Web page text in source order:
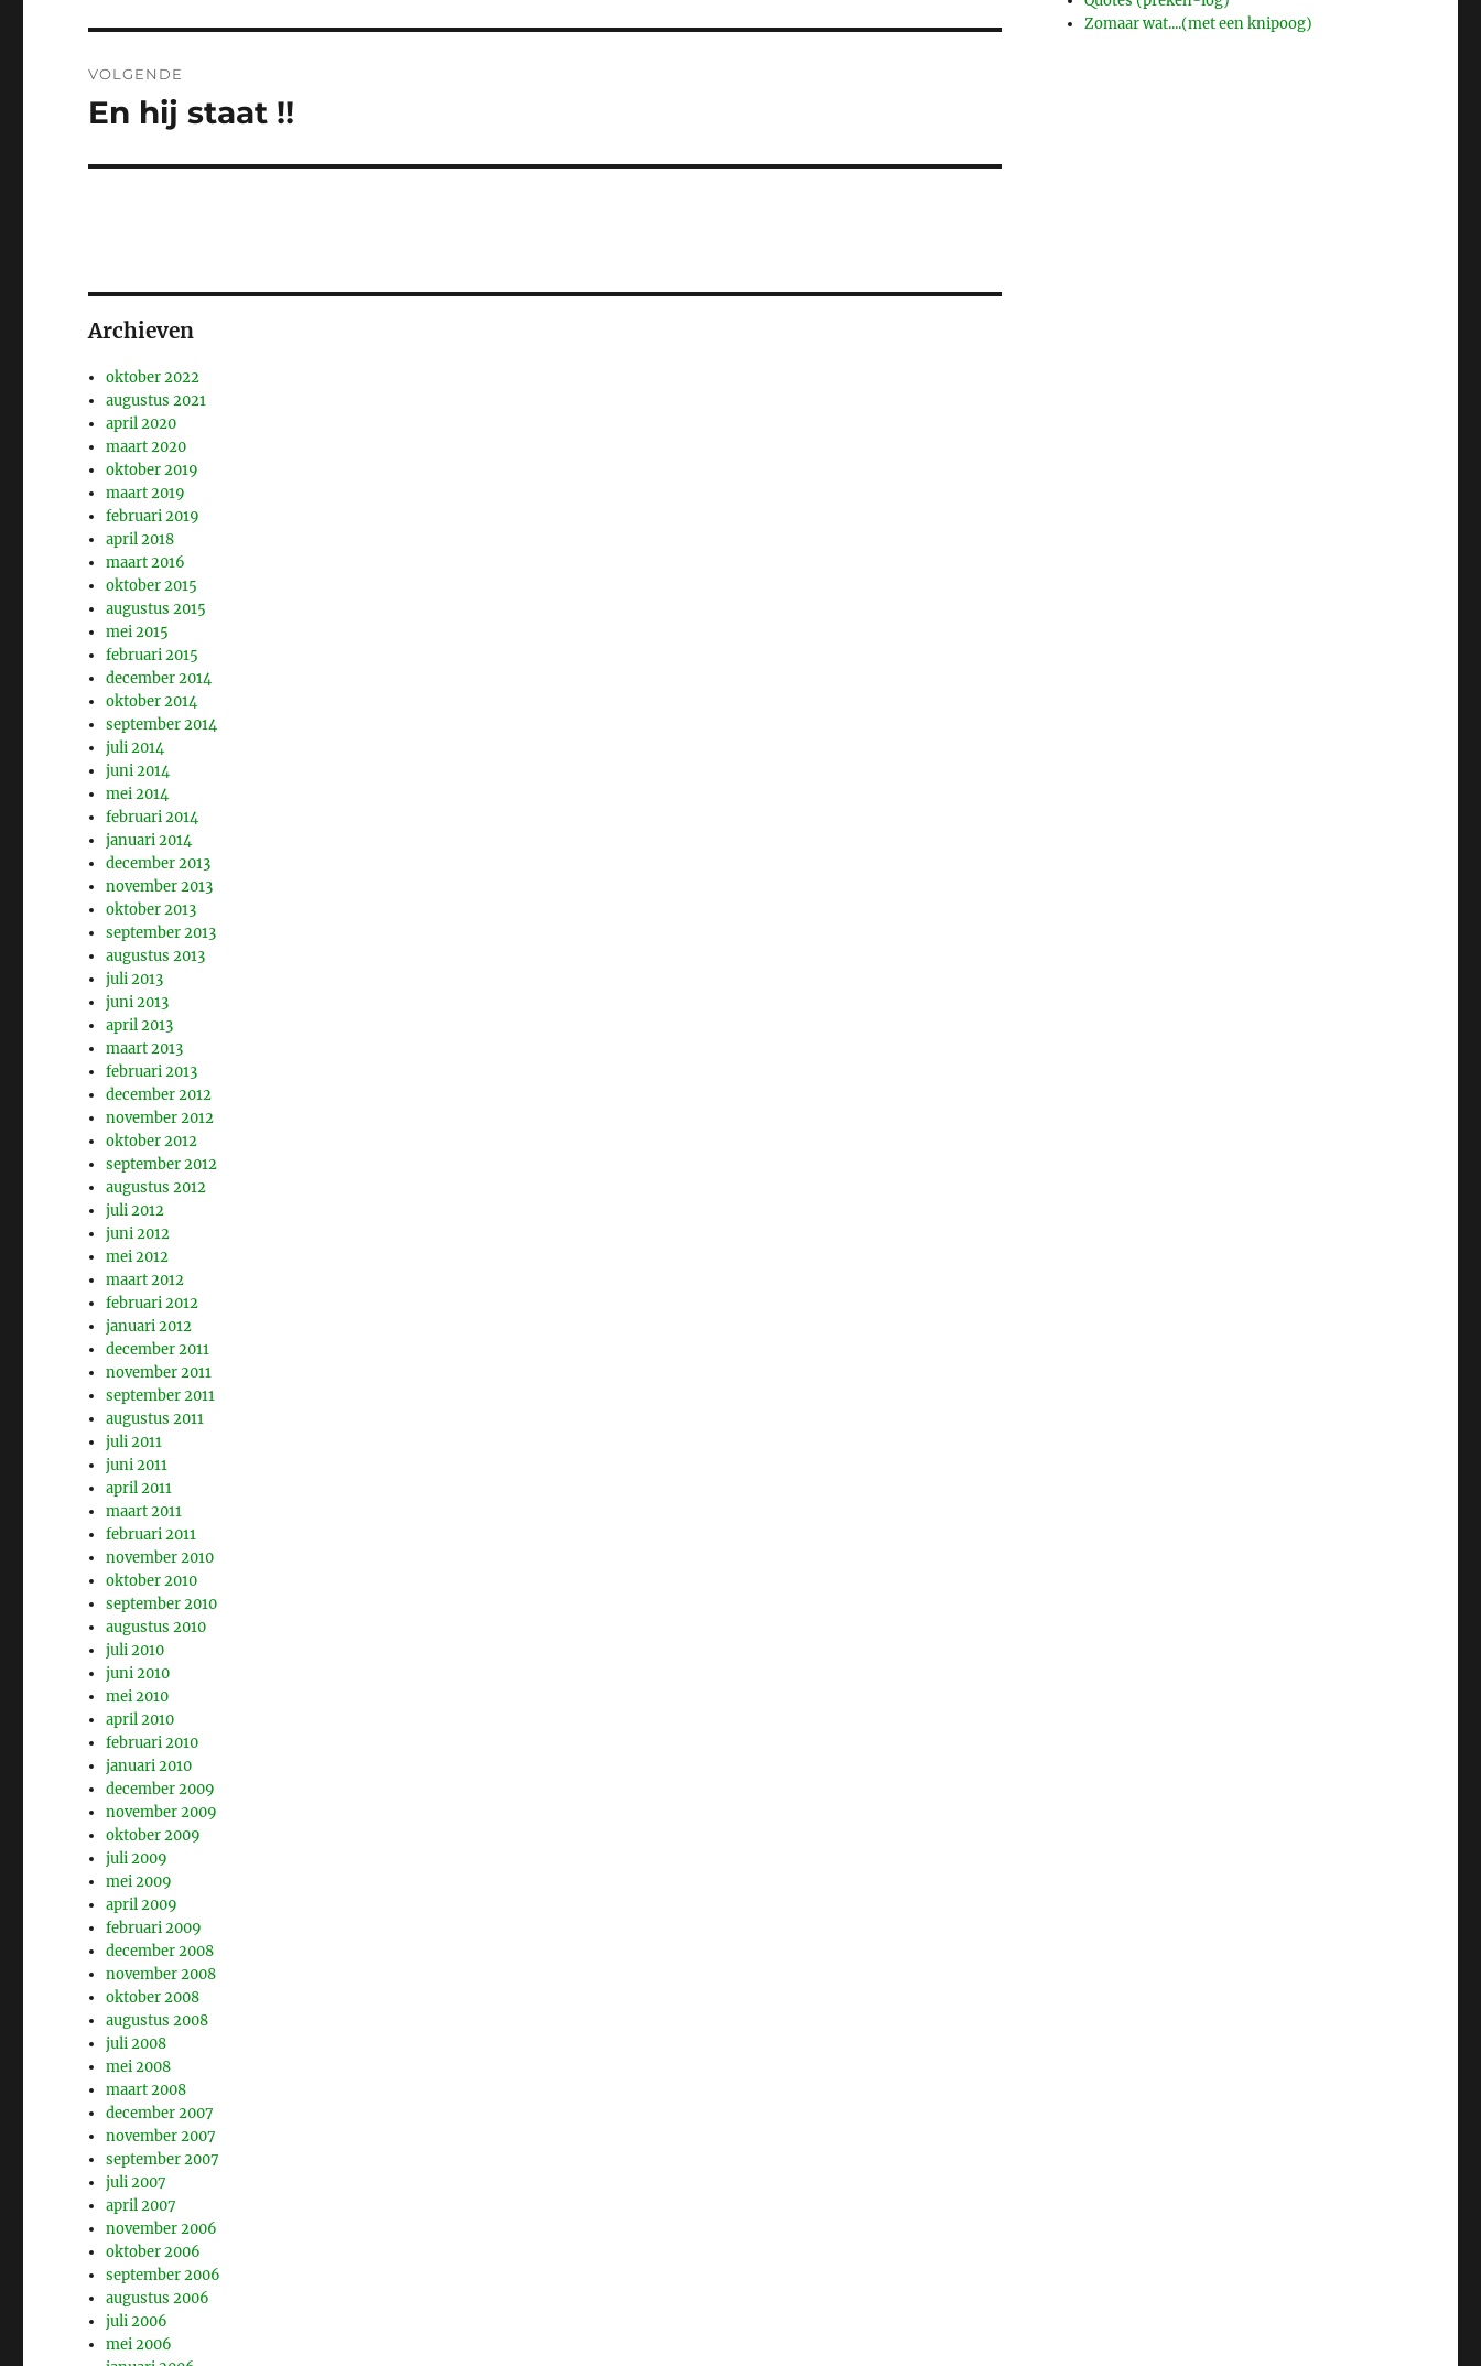
VOLGENDE
Volgend
En hij staat !!
Archieven
oktober 2022
augustus 2021
april 2020
maart 2020
oktober 2019
maart 2019
februari 2019
april 2018
maart 2016
oktober 2015
augustus 2015
mei 2015
februari 2015
december 2014
oktober 2014
september 2014
juli 2014
juni 2014
mei 2014
februari 2014
januari 2014
december 2013
november 2013
oktober 2013
september 2013
augustus 2013
juli 2013
juni 2013
april 2013
maart 2013
februari 2013
december 2012
november 2012
oktober 2012
september 2012
augustus 2012
juli 2012
juni 2012
mei 2012
maart 2012
februari 2012
januari 2012
december 2011
november 2011
september 2011
augustus 2011
juli 2011
juni 2011
april 2011
maart 2011
februari 2011
november 2010
oktober 2010
september 2010
augustus 2010
juli 2010
juni 2010
mei 2010
april 2010
februari 2010
januari 2010
december 2009
november 2009
oktober 2009
juli 2009
mei 2009
april 2009
februari 2009
december 2008
november 2008
oktober 2008
augustus 2008
juli 2008
mei 2008
maart 2008
december 2007
november 2007
september 2007
juli 2007
april 2007
november 2006
oktober 2006
september 2006
augustus 2006
juli 2006
mei 2006
Zomaar wat....(met een knipoog)